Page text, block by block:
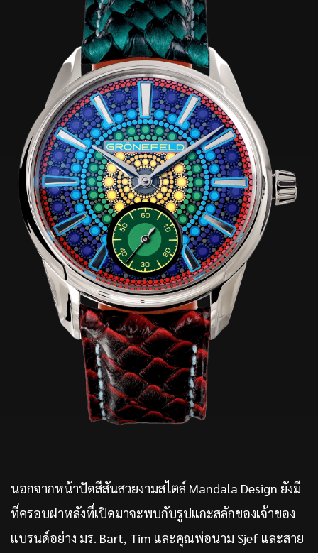
นอกจากหน้าปัดสีสันสวยงามสไตล์ Mandala Design ยังมี
ที่ครอบฝาหลังที่เปิดมาจะพบกับรูปแกะสลักของเจ้าของ
แบรนด์อย่าง มร. Bart, Tim และคุณพ่อนาม Sjef และสาย